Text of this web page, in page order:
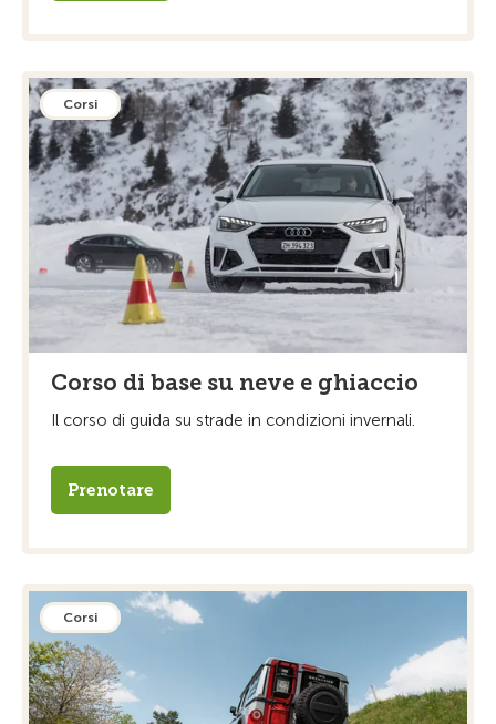
Corsi
Corso di base su neve e ghiaccio
Il corso di guida su strade in condizioni invernali.
Prenotare
Corsi